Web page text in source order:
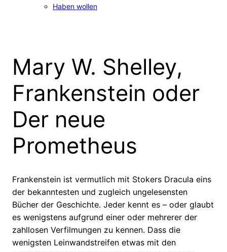
Haben wollen
Mary W. Shelley,
Frankenstein oder
Der neue
Prometheus
Frankenstein ist vermutlich mit Stokers Dracula eins
der bekanntesten und zugleich ungelesensten
Bücher der Geschichte. Jeder kennt es – oder glaubt
es wenigstens aufgrund einer oder mehrerer der
zahllosen Verfilmungen zu kennen. Dass die
wenigsten Leinwandstreifen etwas mit den